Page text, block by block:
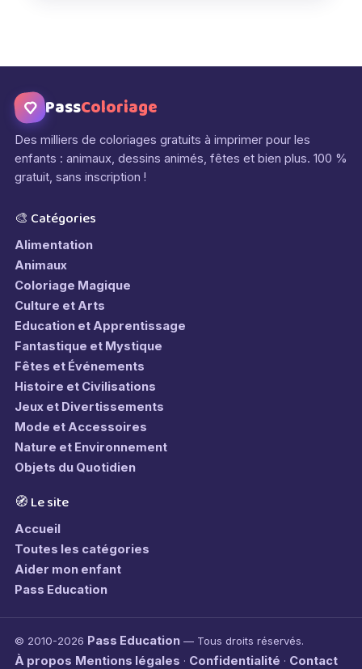
PassColoriage
Des milliers de coloriages gratuits à imprimer pour les
enfants : animaux, dessins animés, fêtes et bien plus. 100 %
gratuit, sans inscription !
🎨 Catégories
Alimentation
Animaux
Coloriage Magique
Culture et Arts
Education et Apprentissage
Fantastique et Mystique
Fêtes et Événements
Histoire et Civilisations
Jeux et Divertissements
Mode et Accessoires
Nature et Environnement
Objets du Quotidien
🧭 Le site
Accueil
Toutes les catégories
Aider mon enfant
Pass Education
© 2010-2026 Pass Education— Tous droits réservés.
À propos Mentions légales · Confidentialité · Contact